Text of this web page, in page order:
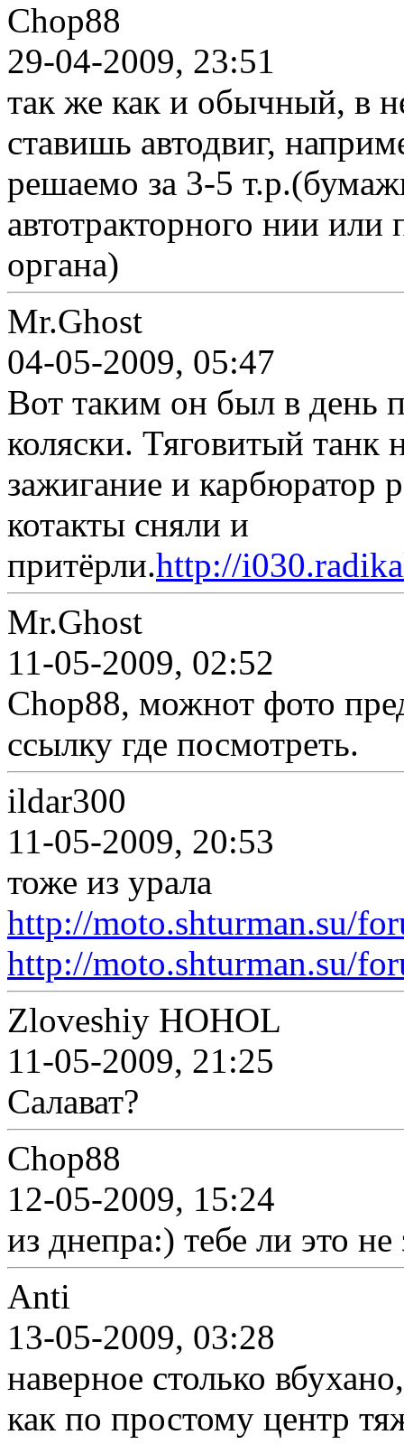
Chop88
29-04-2009, 23:51
так же как и обычный, в
ставишь автодвиг,
решаемо за 3-5
автотракторного нии
органа)
Mr.Ghost
04-05-2009, 05:47
Вот таким он был в день
коляски. Тяговитый танк
зажигание и карбюратор
котакты сняли и
притёрли.http://
Mr.Ghost
11-05-2009, 02:52
Chop88, можнот фото
ссылку где посмотреть.
ildar300
11-05-2009, 20:53
тоже из урала
http://moto.shturman.su/
http://moto.shturman.su/
Zloveshiy HOHOL
11-05-2009, 21:25
Салават?
Chop88
12-05-2009, 15:24
из днепра:) тебе ли это не
Anti
13-05-2009, 03:28
наверное столько
как по простому центр